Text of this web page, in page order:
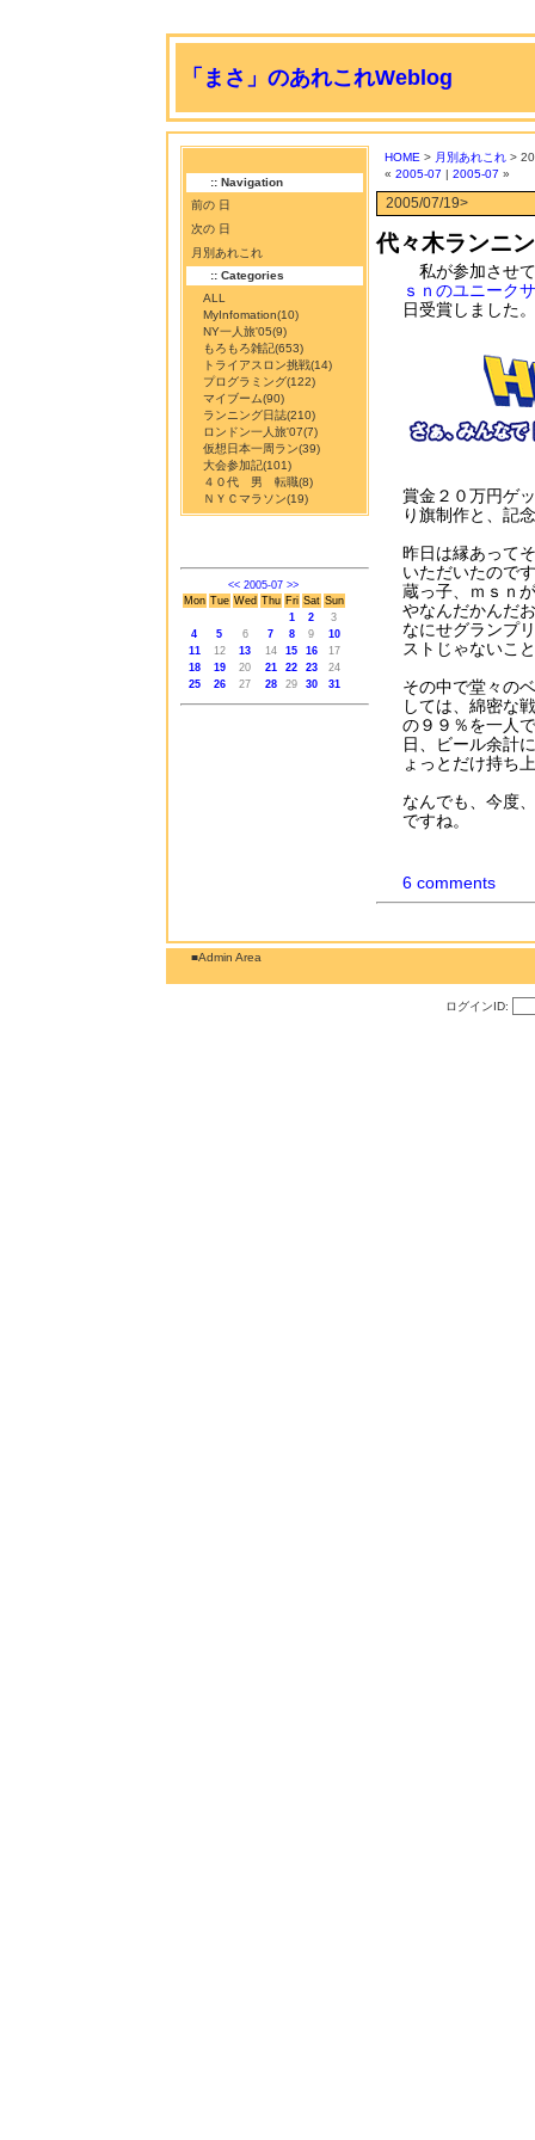
「まさ」のあれこれWeblog
:: Navigation
前の 日
次の 日
月別あれこれ
:: Categories
ALL
MyInfomation(10)
NY一人旅'05(9)
もろもろ雑記(653)
トライアスロン挑戦(14)
プログラミング(122)
マイブーム(90)
ランニング日誌(210)
ロンドン一人旅'07(7)
仮想日本一周ラン(39)
大会参加記(101)
４０代 男 転職(8)
ＮＹＣマラソン(19)
<< 2005-07 >>
Mon Tue Wed Thu Fri Sat Sun
1
2
3
4
5 6 7 8 9
10
11
12 13 14 15 16
17
18
19 20 21 22 23
24
25
26 27 28 29 30 31
HOME > 月別あれこれ>
« 2005-07 | 2005-07 »
2005/07/19>
代々木ランニ
私が参加させ
ｓｎのユニーク
日受賞しました。
賞金２０万円ゲ
り旗制作と、記
昨日は縁あって
いただいたので
蔵っ子、ｍｓｎ
やなんだかんだ
なにせグランプ
ストじゃないこ
その中で堂々の
しては、綿密な
の９９％を一人
日、ビール余計
ょっとだけ持ち
なんでも、今度
ですね。
6 comments
■Admin Area
ログインID: